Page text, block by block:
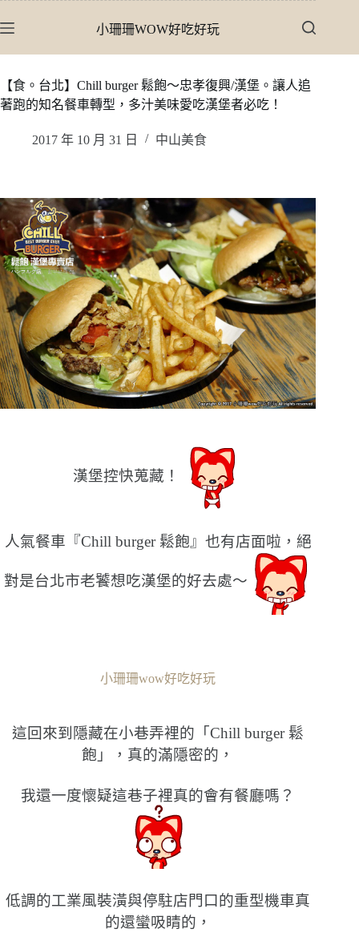
至
內
容
小珊珊WOW好吃好玩
【食。台北】Chill burger 鬆飽〜忠孝復興/漢堡。讓人追
著跑的知名餐車轉型，多汁美味愛吃漢堡者必吃！
2017 年 10 月 31 日 中山美食
漢堡控快蒐藏！
人氣餐車『Chill burger 鬆飽』也有店面啦，絕
對是台北市老饕想吃漢堡的好去處〜
小珊珊wow好吃好玩
這回來到隱藏在小巷弄裡的「Chill burger 鬆
飽」，真的滿隱密的，
我還一度懷疑這巷子裡真的會有餐廳嗎？
低調的工業風裝潢與停駐店門口的重型機車真
的還蠻吸睛的，